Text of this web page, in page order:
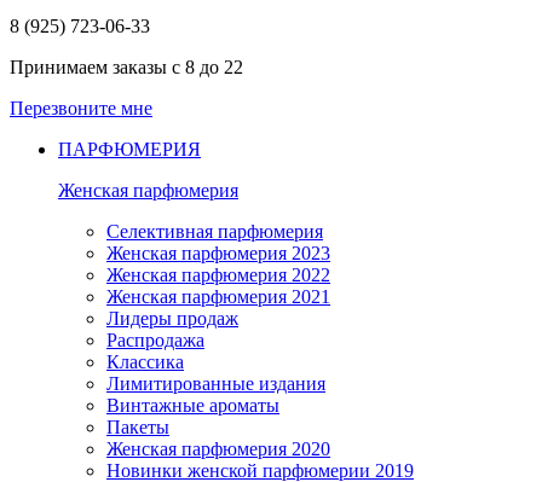
8 (925) 723-06-33
Принимаем заказы с 8 до 22
Перезвоните мне
ПАРФЮМЕРИЯ
Женская парфюмерия
Селективная парфюмерия
Женская парфюмерия 2023
Женская парфюмерия 2022
Женская парфюмерия 2021
Лидеры продаж
Распродажа
Классика
Лимитированные издания
Винтажные ароматы
Пакеты
Женская парфюмерия 2020
Новинки женской парфюмерии 2019